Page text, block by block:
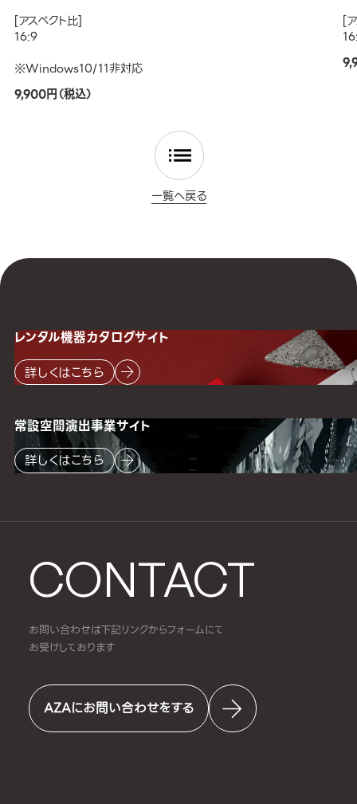
[アスペクト比]
16:9
※Windows10/11非対応
9,900円（税込）
[
一覧へ戻る
CONTACT
お問い合わせは下記リンクからフォームにて
お受けしております
AZAにお問い合わせをする
レンタル機器カタログサイト
詳しくはこちら
常設空間演出事業サイト
詳しくはこちら